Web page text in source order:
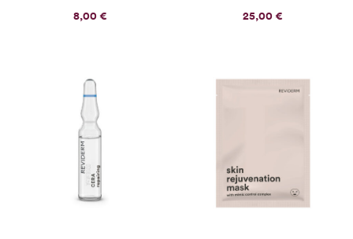
8,00€ 25,00€